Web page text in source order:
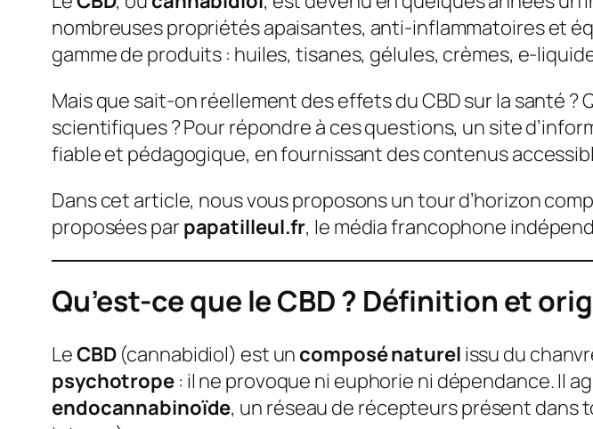
nombreuses propriétés apaisantes, anti-inflammatoires et
gamme de produits : huiles, tisanes, gélules, crèmes, e-
Mais que sait-on réellement des effets du CBD sur la santé
scientifiques ? Pour répondre à ces questions, un site
fiable et pédagogique, en fournissant des contenus
Dans cet article, nous vous proposons un tour d’horizon
proposées par papatilleul.fr, le média francophone
Qu’est-ce que le CBD ? Définition et
LeCBD(cannabidiol) est un composé naturel issu du
psychotrope: il ne provoque ni euphorie ni dépendance. Il
endocannabinoïde, un réseau de récepteurs présent dans